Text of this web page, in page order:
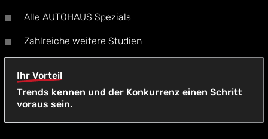
Alle AUTOHAUS Spezials
Zahlreiche weitere Studien
Ihr Vorteil
Trends kennen und der Konkurrenz einen Schritt
voraus sein.